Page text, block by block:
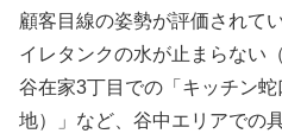
顧客目線の姿勢が評価されて
イレタンクの水が止まらない
谷在家3丁目での「キッチン
地）」など、谷中エリアでの